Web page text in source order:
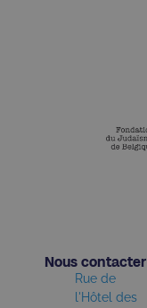
Nous contacter​
Rue de
l'Hôtel des